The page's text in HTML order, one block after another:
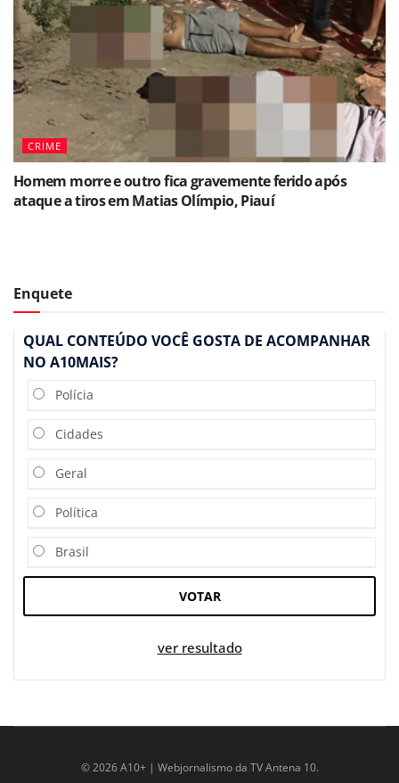
CRIME
Homem morre e outro fica gravemente ferido após
ataque a tiros em Matias Olímpio, Piauí
Enquete
QUAL CONTEÚDO VOCÊ GOSTA DE ACOMPANHAR
NO A10MAIS?
Polícia
Cidades
Geral
Política
Brasil
VOTAR
ver resultado
© 2026 A10+ | Webjornalismo da TV Antena 10.